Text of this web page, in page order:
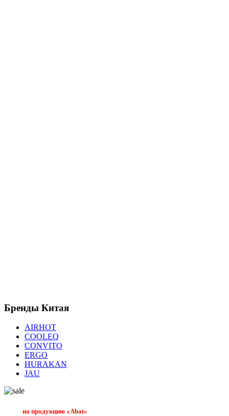
Бренды Китая
AIRHOT
COOLEQ
CONVITO
ERGO
HURAKAN
JAU
на продукцию «Abat»